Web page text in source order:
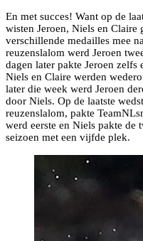
En met succes! Want op de
wisten Jeroen, Niels en Claire
verschillende medailles mee
reuzenslalom werd Jeroen
dagen later pakte Jeroen zelfs
Niels en Claire werden
later die week werd Jeroen
door Niels. Op de laatste
reuzenslalom, pakte
werd eerste en Niels pakte de
seizoen met een vijfde plek.